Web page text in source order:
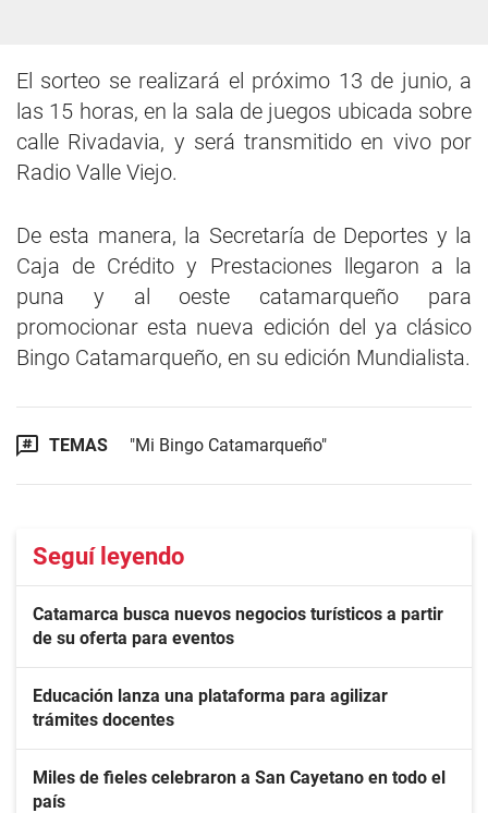
El sorteo se realizará el próximo 13 de junio, a
las 15 horas, en la sala de juegos ubicada sobre
calle Rivadavia, y será transmitido en vivo por
Radio Valle Viejo.
De esta manera, la Secretaría de Deportes y la
Caja de Crédito y Prestaciones llegaron a la
puna y al oeste catamarqueño para
promocionar esta nueva edición del ya clásico
Bingo Catamarqueño, en su edición Mundialista.
TEMAS "Mi Bingo Catamarqueño"
Seguí leyendo
Catamarca busca nuevos negocios turísticos a partir
de su oferta para eventos
Educación lanza una plataforma para agilizar
trámites docentes
Miles de fieles celebraron a San Cayetano en todo el
país